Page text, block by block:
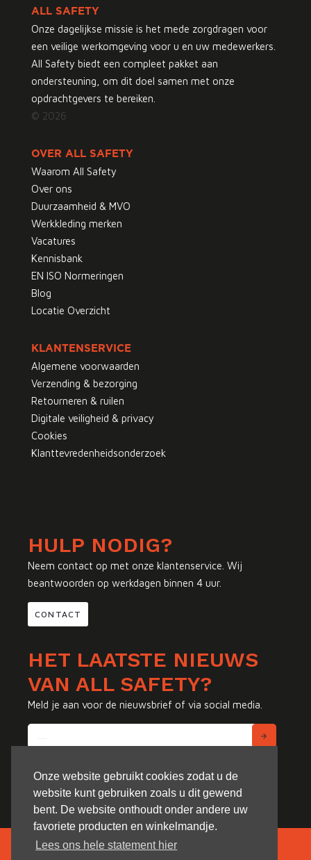
Onze website gebruikt cookies zodat u de
website kunt gebruiken zoals u dit gewend
bent. De website onthoudt onder andere uw
favoriete producten en winkelmandje.
Lees ons hele statement hier
ALL SAFETY
Onze dagelijkse missie is het mede zorgdragen voor
een veilige werkomgeving voor u en uw medewerkers.
All Safety biedt een compleet pakket aan
ondersteuning, om dit doel samen met onze
opdrachtgevers te bereiken.
© 2026
OVER ALL SAFETY
Waarom All Safety
Over ons
Duurzaamheid & MVO
Werkkleding merken
Vacatures
Kennisbank
EN ISO Normeringen
Blog
Locatie Overzicht
KLANTENSERVICE
Algemene voorwaarden
Verzending & bezorging
Retourneren & ruilen
Digitale veiligheid & privacy
Cookies
Klanttevredenheidsonderzoek
HULP NODIG?
Neem contact op met onze klantenservice. Wij
beantwoorden op werkdagen binnen 4 uur.
CONTACT
HET LAATSTE NIEUWS
VAN ALL SAFETY?
Meld je aan voor de nieuwsbrief of via social media.